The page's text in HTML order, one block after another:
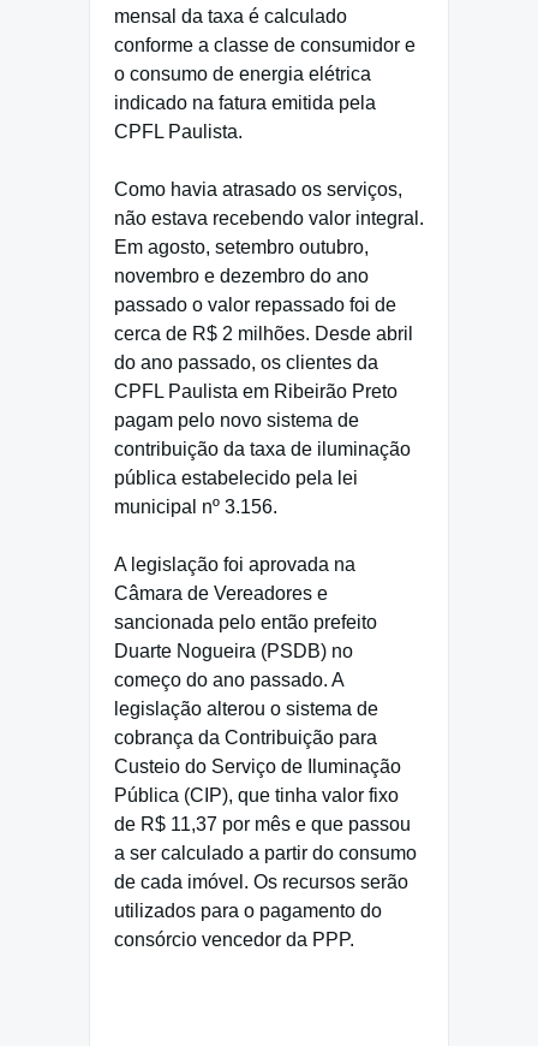
mensal da taxa é calculado
conforme a classe de consumidor e
o consumo de energia elétrica
indicado na fatura emitida pela
CPFL Paulista.
Como havia atrasado os serviços,
não estava recebendo valor integral.
Em agosto, setembro outubro,
novembro e dezembro do ano
passado o valor repassado foi de
cerca de R$ 2 milhões. Desde abril
do ano passado, os clientes da
CPFL Paulista em Ribeirão Preto
pagam pelo novo sistema de
contribuição da taxa de iluminação
pública estabelecido pela lei
municipal nº 3.156.
A legislação foi aprovada na
Câmara de Vereadores e
sancionada pelo então prefeito
Duarte Nogueira (PSDB) no
começo do ano passado. A
legislação alterou o sistema de
cobrança da Contribuição para
Custeio do Serviço de Iluminação
Pública (CIP), que tinha valor fixo
de R$ 11,37 por mês e que passou
a ser calculado a partir do consumo
de cada imóvel. Os recursos serão
utilizados para o pagamento do
consórcio vencedor da PPP.